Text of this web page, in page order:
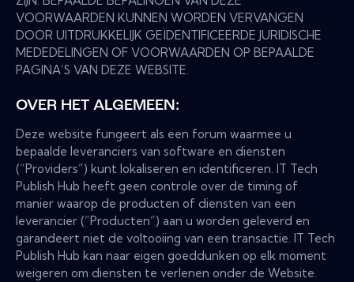
VOORWAARDEN KUNNEN WORDEN VERVANGEN
DOOR UITDRUKKELIJK GEÏDENTIFICEERDE JURIDISCHE
MEDEDELINGEN OF VOORWAARDEN OP BEPAALDE
PAGINA’S VAN DEZE WEBSITE.
OVER HET ALGEMEEN:
Deze website fungeert als een forum waarmee u
bepaalde leveranciers van software en diensten
(“Providers”) kunt lokaliseren en identificeren. IT Tech
Publish Hub heeft geen controle over de timing of
manier waarop de producten of diensten van een
leverancier (“Producten”) aan u worden geleverd en
garandeert niet de voltooiing van een transactie. IT Tech
Publish Hub kan naar eigen goeddunken op elk moment
weigeren om diensten te verlenen onder de Website.